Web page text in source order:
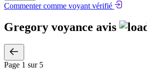
Commenter comme voyant vérifié
Gregory voyance avis
Page 1 sur 5